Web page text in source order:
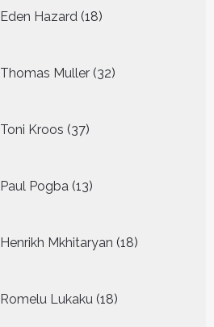
Eden Hazard 18
producten
Thomas Muller 32
producten
Toni Kroos 37
producten
Paul Pogba 13
producten
Henrikh Mkhitaryan 18
producten
Romelu Lukaku 18
producten